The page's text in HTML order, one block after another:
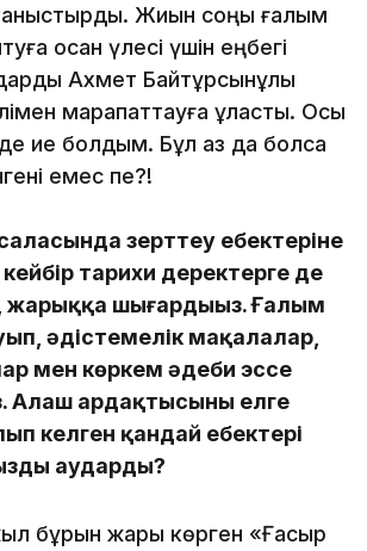
Жиын соңы ғалым
қосқан үлесі үшін еңбегі
Ахмет Байтұрсынұлы
марапаттауға ұласты. Осы
ие болдым. Бұл аз да болса
емес пе?!
зерттеу еңбектеріне
тарихи деректерге де
жарыққа шығардыңыз. Ғалым
әдістемелік мақалалар,
мен көркем әдеби эссе
Алаш ардақтысының елге
келген қандай еңбектері
аударды?
бұрын жарық көрген «Ғасыр